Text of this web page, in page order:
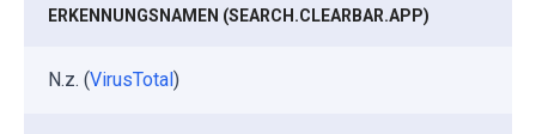
ERKENNUNGSNAMEN (SEARCH.CLEARBAR.APP)
N.z. (VirusTotal )